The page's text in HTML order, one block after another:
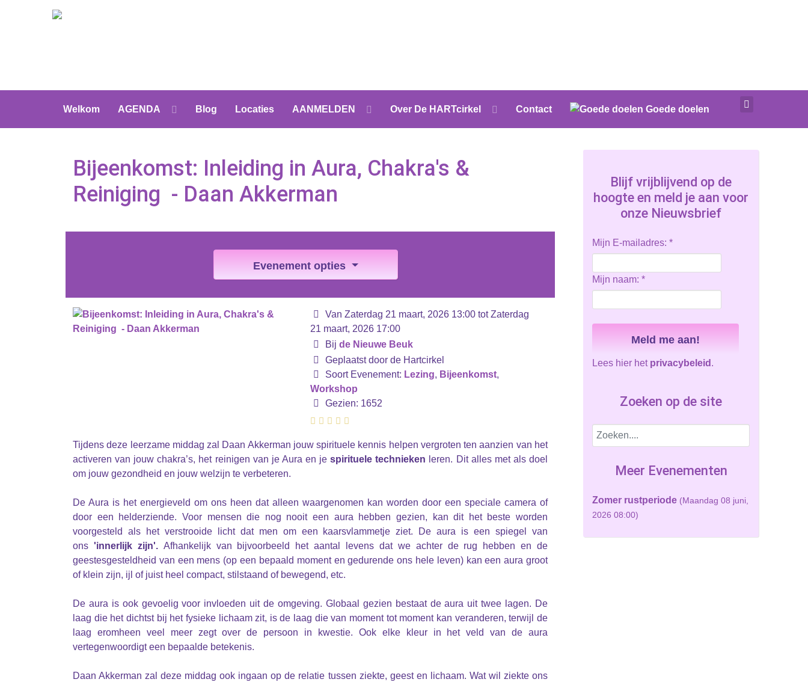
Welkom AGENDA Blog Locaties AANMELDEN Over De HARTcirkel Contact Goede doelen
Bijeenkomst: Inleiding in Aura, Chakra's &
Reiniging - Daan Akkerman
Evenement opties
Van Zaterdag 21 maart, 2026 13:00 tot Zaterdag
21 maart, 2026 17:00
Bij de Nieuwe Beuk
Geplaatst door de Hartcirkel
Soort Evenement: Lezing, Bijeenkomst,
Workshop
Gezien: 1652
Tijdens deze leerzame middag zal Daan Akkerman jouw spirituele kennis helpen vergroten ten aanzien van het
activeren van jouw chakra’s, het reinigen van je Aura en jespirituele technieken leren. Dit alles met als doel
om jouw gezondheid en jouw welzijn te verbeteren.
De Aura is het energieveld om ons heen dat alleen waargenomen kan worden door een speciale camera of
door een helderziende. Voor mensen die nog nooit een aura hebben gezien, kan dit het beste worden
voorgesteld als het verstrooide licht dat men om een kaarsvlammetje ziet. De aura is een spiegel van
ons 'innerlijk zijn'.Afhankelijk van bijvoorbeeld het aantal levens dat we achter de rug hebben en de
geestesgesteldheid van een mens (op een bepaald moment en gedurende ons hele leven) kan een aura groot
of klein zijn, ijl of juist heel compact, stilstaand of bewegend, etc.
De aura is ook gevoelig voor invloeden uit de omgeving. Globaal gezien bestaat de aura uit twee lagen. De
laag die het dichtst bij het fysieke lichaam zit, is de laag die van moment tot moment kan veranderen, terwijl de
laag eromheen veel meer zegt over de persoon in kwestie. Ook elke kleur in het veld van de aura
vertegenwoordigt een bepaalde betekenis.
Daan Akkerman zal deze middag ook ingaan op de relatie tussen ziekte, geest en lichaam. Wat wil ziekte ons
Blijf vrijblijvend op de
hoogte en meld je aan voor
onze Nieuwsbrief
Mijn E-mailadres: *
Mijn naam: *
Lees hier het privacybeleid .
Zoeken op de site
Meer Evenementen
Zomer rustperiode (Maandag 08 juni,
2026 08:00)